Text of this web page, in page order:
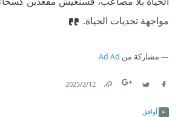
مواجهة تحديات الحياة.‏
مشاركة من Ad Ad
12‏/2‏/2025
أوافق